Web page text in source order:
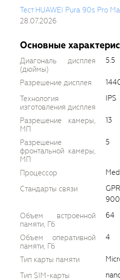
Тест HUAWEI Pura 90s Pro
28.07.2026
Основные
Диагональ дисплея
(дюймы)
5.5
Разрешение дисплея
Технология
изготовления дисплея
IPS
Разрешение камеры,
МП
13
Разрешение
фронтальной камеры,
МП
5
Процессор
Стандарты связи
Объем встроенной
памяти, Гб
64
Объем оперативной
памяти, Гб
4
Тип карты памяти
Тип SIM-карты